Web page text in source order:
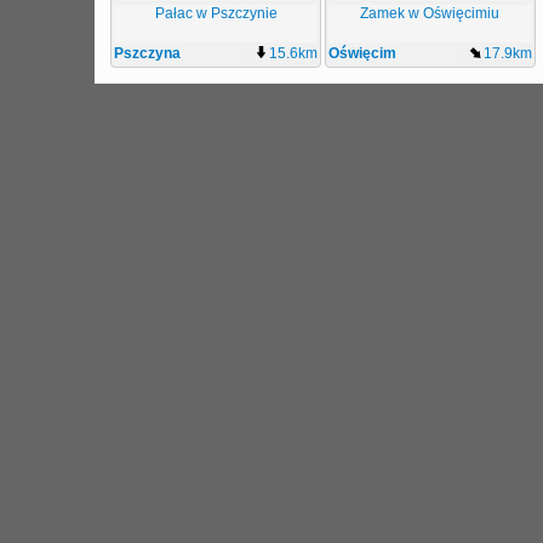
Pałac w Pszczynie
Pszczyna 15.6km
Zamek w Oświęcimiu
Oświęcim 17.9km